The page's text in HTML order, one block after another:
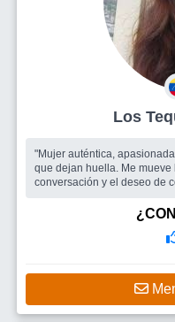
"Mujer auténtica,
que dejan huella. Me
conversación y el deseo de